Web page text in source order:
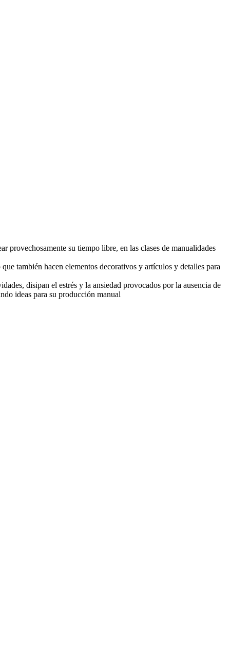
provechosamente su tiempo libre, en las clases de manualidades
también hacen elementos decorativos y artículos y detalles para
disipan el estrés y la ansiedad provocados por la ausencia de
ideas para su producción manual